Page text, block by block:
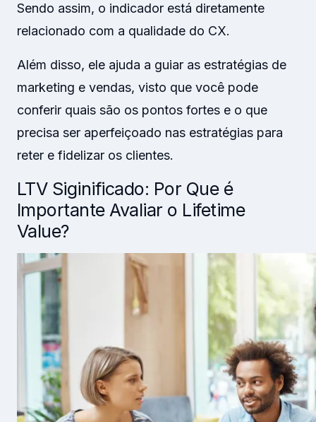
Sendo assim, o indicador está diretamente
relacionado com a qualidade do CX.
Além disso, ele ajuda a guiar as estratégias de
marketing e vendas, visto que você pode
conferir quais são os pontos fortes e o que
precisa ser aperfeiçoado nas estratégias para
reter e fidelizar os clientes.
LTV Siginificado: Por Que é
Importante Avaliar o Lifetime
Value?